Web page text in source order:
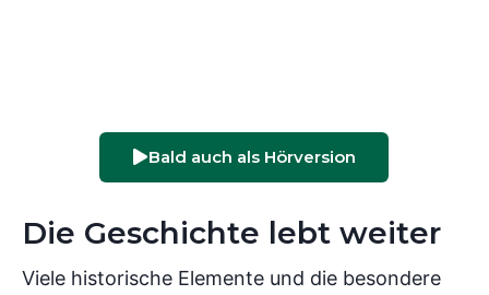
Bald auch als Hörversion
Die Geschichte lebt weiter
Viele historische Elemente und die besondere